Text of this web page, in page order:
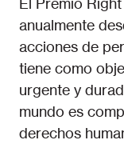
anualmente
acciones de
tiene como
urgente y
mundo es
derechos